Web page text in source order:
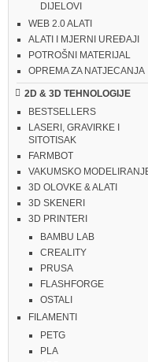
DIJELOVI
WEB 2.0 ALATI
ALATI I MJERNI UREĐAJI
POTROŠNI MATERIJAL
OPREMA ZA NATJECANJA
2D & 3D TEHNOLOGIJE
BESTSELLERS
LASERI, GRAVIRKE I
SITOTISAK
FARMBOT
VAKUMSKO
3D OLOVKE & ALATI
3D SKENERI
3D PRINTERI
BAMBU LAB
CREALITY
PRUSA
FLASHFORGE
OSTALI
FILAMENTI
PETG
PLA